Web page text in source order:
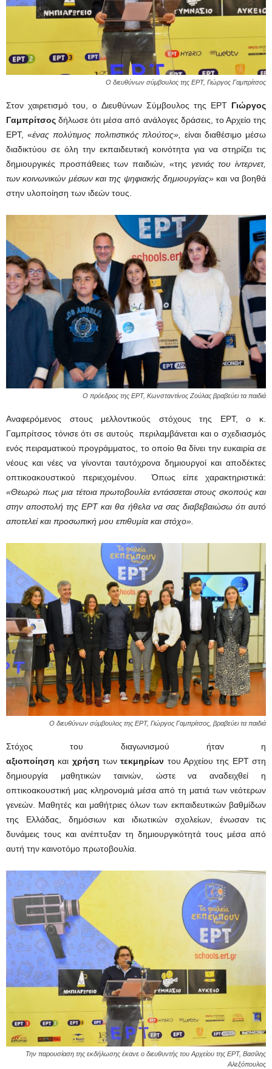
Ο διευθύνων σύμβουλος της ΕΡΤ, Γιώργος Γαμπρίτσος
Στον χαιρετισμό του, ο Διευθύνων Σύμβουλος της ΕΡΤ Γιώργος
Γαμπρίτσος δήλωσε ότι μέσα από ανάλογες δράσεις, το Αρχείο της
ΕΡΤ, «ένας πολύτιμος πολιτιστικός πλούτος»,είναι διαθέσιμο μέσω
διαδικτύου σε όλη την εκπαιδευτική κοινότητα για να στηρίζει τις
δημιουργικές προσπάθειες των παιδιών, «της γενιάς του ίντερνετ,
των κοινωνικών μέσων και της ψηφιακής δημιουργίας» και να βοηθά
στην υλοποίηση των ιδεών τους.
Ο πρόεδρος της ΕΡΤ, Κωνσταντίνος Ζούλας βραβεύει τα παιδιά
Αναφερόμενος στους μελλοντικούς στόχους της ΕΡΤ, ο κ.
Γαμπρίτσος τόνισε ότι σε αυτούς
περιλαμβάνεται και ο σχεδιασμός
ενός πειραματικού προγράμματος, το οποίο θα δίνει την ευκαιρία σε
νέους και νέες να γίνονται ταυτόχρονα δημιουργοί και αποδέκτες
οπτικοακουστικού περιεχομένου. Όπως είπε χαρακτηριστικά:
«Θεωρώ πως μια τέτοια πρωτοβουλία εντάσσεται στους σκοπούς και
στην αποστολή της ΕΡΤ και θα ήθελα να σας διαβεβαιώσω ότι αυτό
αποτελεί και προσωπική μου επιθυμία και στόχο».
Ο διευθύνων σύμβουλος της ΕΡΤ, Γιώργος Γαμπρίτσος, βραβεύει τα παιδιά
Στόχος του διαγωνισμού ήταν η
αξιοποίηση και χρήση τωντεκμηρίων του Αρχείου της ΕΡΤ στη
δημιουργία μαθητικών ταινιών, ώστε να αναδειχθεί η
οπτικοακουστική μας κληρονομιά μέσα από τη ματιά των νεότερων
γενεών. Μαθητές και μαθήτριες όλων των εκπαιδευτικών βαθμίδων
της Ελλάδας, δημόσιων και ιδιωτικών σχολείων, ένωσαν τις
δυνάμεις τους και ανέπτυξαν τη δημιουργικότητά τους μέσα από
αυτή την καινοτόμο πρωτοβουλία.
Την παρουσίαση της εκδήλωσης έκανε ο διευθυντής του Αρχείου της ΕΡΤ, Βασίλης
Αλεξόπουλος